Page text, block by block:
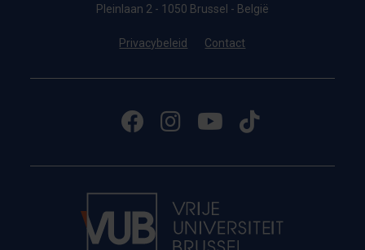
Pleinlaan 2 - 1050 Brussel - België
Privacybeleid Contact